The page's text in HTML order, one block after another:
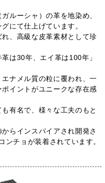
ルーシャ）の革を地染め、
にて仕上げています。
、高級な皮革素材として珍
は30年、エイ革は100年」
ナメル質の粒に覆われ、一
イントがユニークな存在感
有名で、様々な工夫のもと
らインスパイアされ開発さ
ンチョが装着されています。